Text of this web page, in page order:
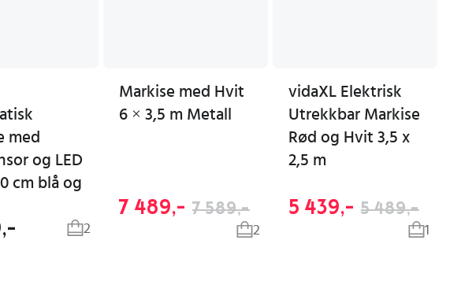
med
og LED
cm blå og
2
Markise med Hvit
6 × 3,5 m Metall
7 489,- 7 589,-
2
vidaXL Elektrisk
Utrekkbar Markise
Rød og Hvit 3,5 x
2,5 m
5 439,- 5 489,-
1